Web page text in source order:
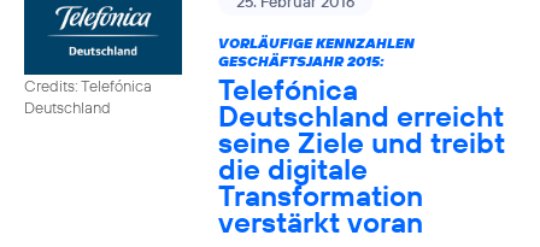
Credits: Telefónica
Deutschland
VORLÄUFIGE KENNZAHLEN
GESCHÄFTSJAHR 2015:
Telefónica
Deutschland erreicht
seine Ziele und treibt
die digitale
Transformation
verstärkt voran